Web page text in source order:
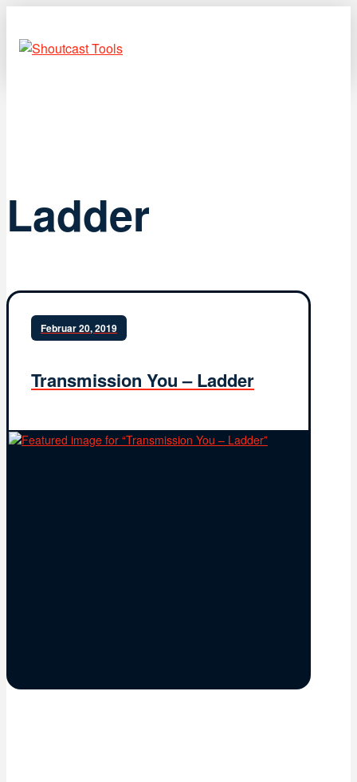
Ladder
Februar 20, 2019
Transmission You – Ladder